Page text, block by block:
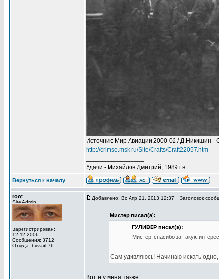
Источник: Мир Авиации 2000-02 / Д.Никишин -
http://crimso.msk.ru/Site/Crafts/Craft22057.htm
Удачи - Михайлов Дмитрий, 1989 г.в.
Вернуться к началу
root
Site Admin
Зарегистрирован:
12.12.2006
Сообщения: 3712
Откуда: bvvaul-76
Добавлено: Вс Апр 21, 2013 12:37 Заголовок
Мистер писал(а):
ГУЛИВЕР писал(а):
Мистер, спасибо за такую
Сам удивляюсь! Начинаю искать
Вот и у меня также.